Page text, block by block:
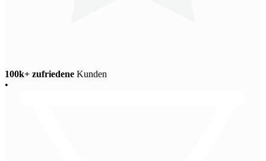
100k+ zufriedene Kunden
•